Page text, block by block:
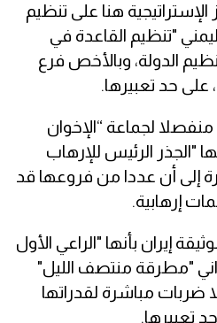
الإستراتيجية هنا على تنظيم
"تنظيم القاعدة في
الدولة، وبالأخص فرع
حد تعبيرها.
لجماعة “الإخوان
"الجذر الرئيس للإرهاب
إلى أن عددا من فروعها قد
إرهابية.
إيران بأنها "الراعي الأول
"مطرقة منتصف الليل"
مباشرة لقدراتها
تعبيرها.